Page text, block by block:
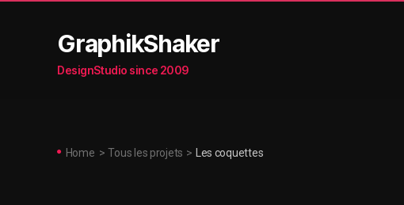
GraphikShaker
DesignStudio since 2009
Home > Tous les projets > Les coquettes